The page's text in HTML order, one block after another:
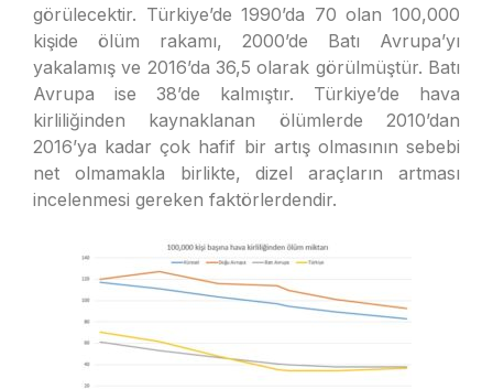
görülecektir. Türkiye’de 1990’da 70 olan 100,000
kişide ölüm rakamı, 2000’de Batı Avrupa’yı
yakalamış ve 2016’da 36,5 olarak görülmüştür. Batı
Avrupa ise 38’de kalmıştır. Türkiye’de hava
kirliliğinden kaynaklanan ölümlerde 2010’dan
2016’ya kadar çok hafif bir artış olmasının sebebi
net olmamakla birlikte, dizel araçların artması
incelenmesi gereken faktörlerdendir.